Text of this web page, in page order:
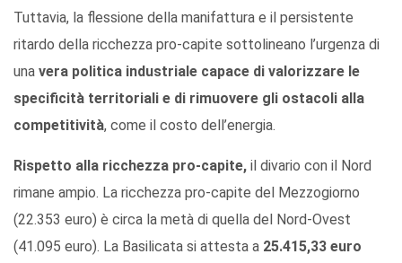
Tuttavia, la flessione della manifattura e il persistente
ritardo della ricchezza pro-capite sottolineano l’urgenza di
una vera politica industriale capace di valorizzare le
specificità territoriali e di rimuovere gli ostacoli alla
competitività, come il costo dell’energia.
Rispetto alla ricchezza pro-capite, il divario con il Nord
rimane ampio. La ricchezza pro-capite del Mezzogiorno
(22.353 euro) è circa la metà di quella del Nord-Ovest
(41.095 euro). La Basilicata si attesta a 25.415,33 euro